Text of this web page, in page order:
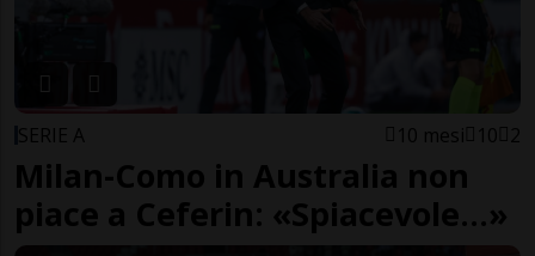
SERIE A 10 mesi 10 2
Milan-Como in Australia non
piace a Ceferin: «Spiacevole...»